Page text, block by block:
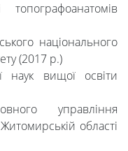
топографоанатомів
національного
(2017 р.)
наук вищої освіти
управління
області